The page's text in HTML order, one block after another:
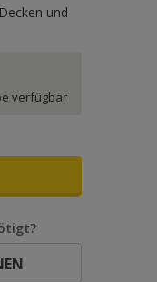
und
verfügbar